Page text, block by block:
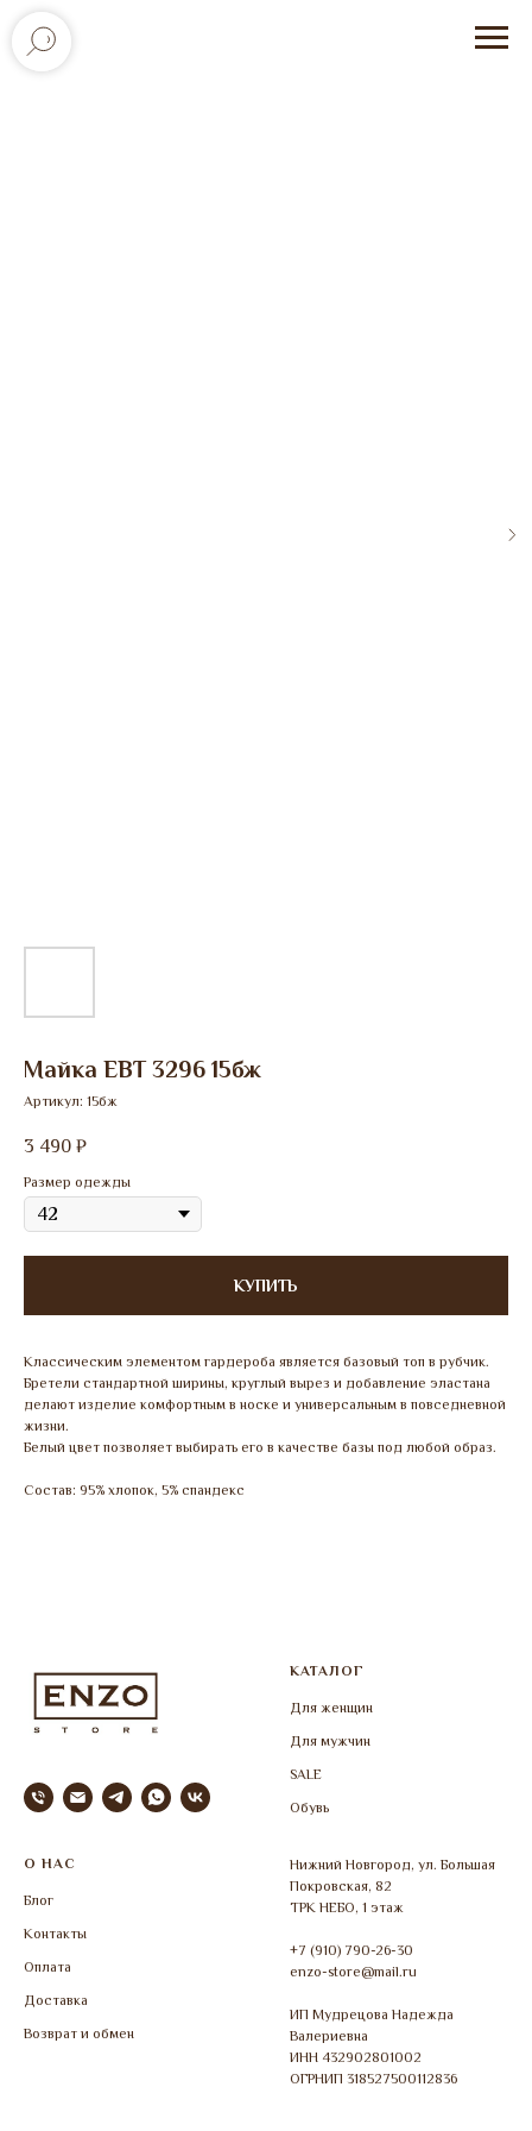
Майка ЕВТ 3296 15бж
Артикул: 15бж
3 490 ₽
Размер одежды
КУПИТЬ
Классическим элементом гардероба является базовый топ в рубчик.
Бретели стандартной ширины, круглый вырез и добавление эластана
делают изделие комфортным в носке и универсальным в повседневной
жизни.
Белый цвет позволяет выбирать его в качестве базы под любой образ.
Состав: 95% хлопок, 5% спандекс
КАТАЛОГ
Для женщин
Для мужчин
SALE
Обувь
О НАС
Блог
Контакты
Оплата
Доставка
Возврат и обмен
Нижний Новгород, ул. Большая
Покровская, 82
ТРК НЕБО, 1 этаж
+7 (910) 790-26-30
enzo-store@mail.ru
ИП Мудрецова Надежда
Валериевна
ИНН 432902801002
ОГРНИП 318527500112836